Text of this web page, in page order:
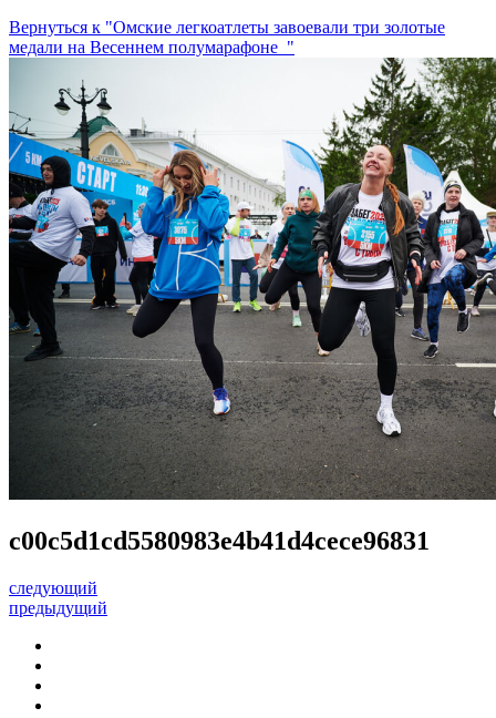
Вернуться к "Омские легкоатлеты завоевали три золотые
медали на Весеннем полумарафоне "
c00c5d1cd5580983e4b41d4cece96831
следующий
предыдущий